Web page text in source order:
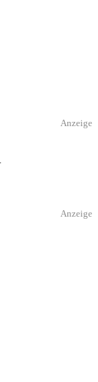
Anzeige
Anzeige